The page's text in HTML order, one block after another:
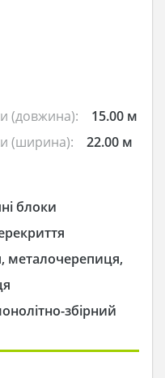
(довжина):
15.00 м
(ширина):
22.00 м
блоки
металочерепиця,
збірний